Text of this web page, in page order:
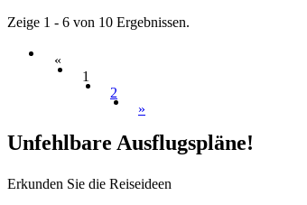
Zeige 1 - 6 von 10 Ergebnissen.
«
1
2
»
Unfehlbare Ausflugspläne!
Erkunden Sie die Reiseideen